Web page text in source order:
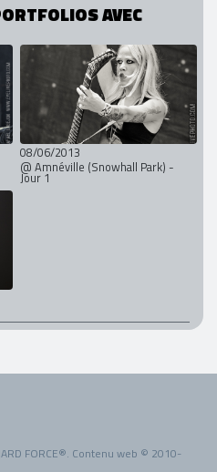
AVEC
08/06/2013
@ Amnéville (Snowhall Park) -
Jour 1
FORCE®. Contenu web © 2010-